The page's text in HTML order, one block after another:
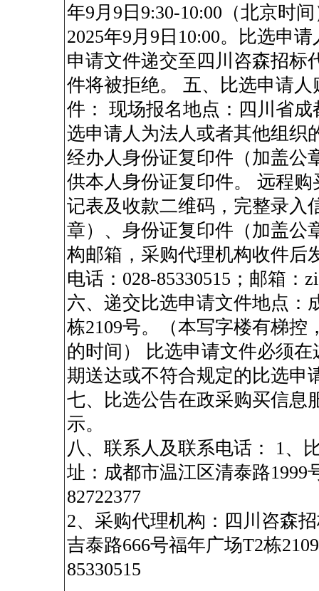
年9月9日9:30-10:00（北京时
2025年9月9日10:00。比选申
申请文件递交至四川咨森招标
件将被拒绝。 五、比选申请
件： 现场报名地点：四川省成
选申请人为法人或者其他组织
经办人身份证复印件（加盖公
供本人身份证复印件。 远程
记表及收款二维码，完整录入
章）、身份证复印件（加盖公
构邮箱，采购代理机构收件后
电话：028-85330515；邮箱：
六、递交比选申请文件地点：
栋2109号。（本写字楼有梯
的时间） 比选申请文件必须
期送达或不符合规定的比选申
七、比选公告在政采购买信息
示。
八、联系人及联系电话： 1、
址：成都市温江区清泰路1999
82722377
2、采购代理机构：四川咨森
吉泰路666号福年广场T2栋
85330515